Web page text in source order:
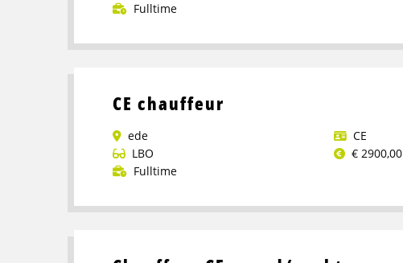
Fulltime
meer
CE
CE chauffeur
ede
CE
LBO
€
Fulltime
meer